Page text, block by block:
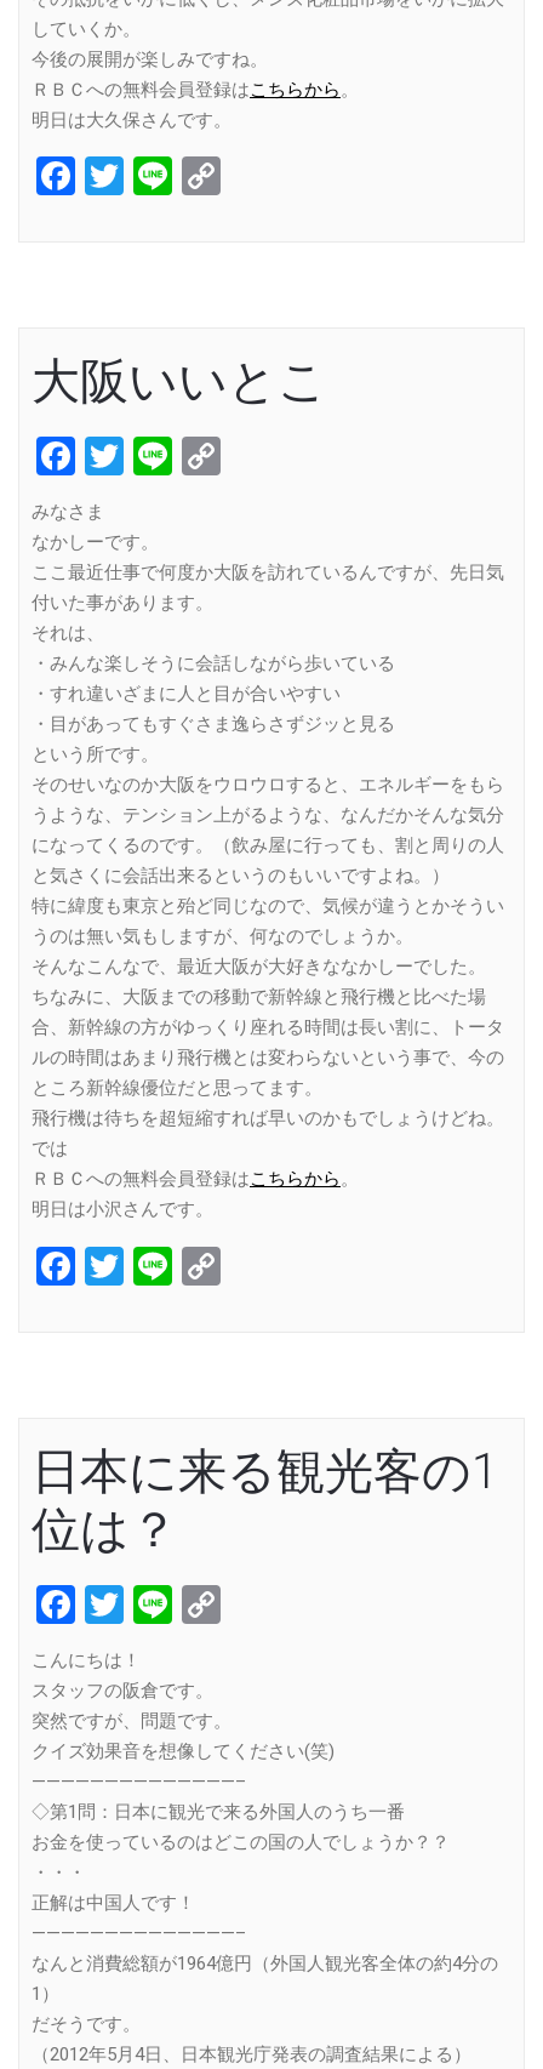
していくか。
今後の展開が楽しみですね。
ＲＢＣへの無料会員登録はこちらから。
明日は大久保さんです。
Facebook
Twitter
Line
大阪いいとこ
Facebook
Twitter
Line
みなさま
なかしーです。
ここ最近仕事で何度か大阪を訪れているんですが、先日気
付いた事があります。
それは、
・みんな楽しそうに会話しながら歩いている
・すれ違いざまに人と目が合いやすい
・目があってもすぐさま逸らさずジッと見る
という所です。
そのせいなのか大阪をウロウロすると、エネルギーをもら
うような、テンション上がるような、なんだかそんな気分
になってくるのです。（飲み屋に行っても、割と周りの人
と気さくに会話出来るというのもいいですよね。）
特に緯度も東京と殆ど同じなので、気候が違うとかそうい
うのは無い気もしますが、何なのでしょうか。
そんなこんなで、最近大阪が大好きななかしーでした。
ちなみに、大阪までの移動で新幹線と飛行機と比べた場
合、新幹線の方がゆっくり座れる時間は長い割に、トータ
ルの時間はあまり飛行機とは変わらないという事で、今の
ところ新幹線優位だと思ってます。
飛行機は待ちを超短縮すれば早いのかもでしょうけどね。
では
ＲＢＣへの無料会員登録はこちらから。
明日は小沢さんです。
Facebook
Twitter
Line
日本に来る観光客の1
位は？
Facebook
Twitter
Line
こんにちは！
スタッフの阪倉です。
突然ですが、問題です。
クイズ効果音を想像してください(笑)
——————————————–
◇第1問：日本に観光で来る外国人のうち一番
お金を使っているのはどこの国の人でしょうか？？
・・・
正解は中国人です！
——————————————–
なんと消費総額が1964億円（外国人観光客全体の約4分の
1）
だそうです。
（2012年5月4日、日本観光庁発表の調査結果による）